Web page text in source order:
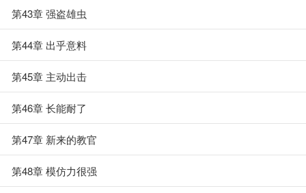
第43章 强盗雄虫
第44章 出乎意料
第45章 主动出击
第46章 长能耐了
第47章 新来的教官
第48章 模仿力很强